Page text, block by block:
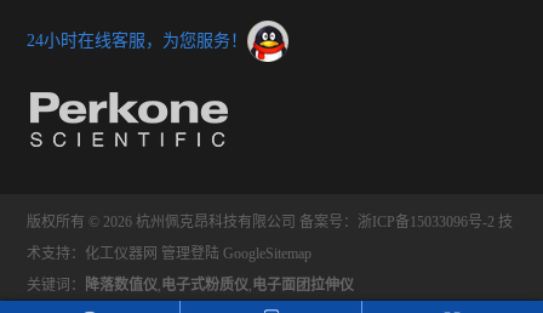
24小时在线客服，为您服务！
版权所有 © 2026 杭州佩克昂科技有限公司 备案号：浙ICP备15033096号-2 技
术支持： 化工仪器网 管理登陆 GoogleSitemap
关键词：
降落数值仪,电子式粉质仪,电子面团拉伸仪